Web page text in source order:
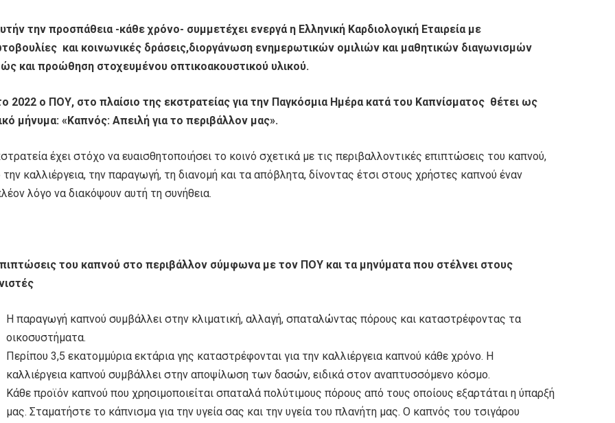
την προσπάθεια -κάθε χρόνο- συμμετέχει ενεργά η Ελληνική Καρδιολογική Εταιρεία με
και κοινωνικές δράσεις,διοργάνωση ενημερωτικών ομιλιών και μαθητικών διαγωνισμών
και προώθηση στοχευμένου οπτικοακουστικού υλικού.
2022 ο ΠΟΥ, στο πλαίσιο της εκστρατείας για την Παγκόσμια Ημέρα κατά του Καπνίσματος θέτει ως
μήνυμα: «Καπνός: Απειλή για το περιβάλλον μας».
έχει στόχο να ευαισθητοποιήσει το κοινό σχετικά με τις περιβαλλοντικές επιπτώσεις του καπνού,
καλλιέργεια, την παραγωγή, τη διανομή και τα απόβλητα, δίνοντας έτσι στους χρήστες καπνού έναν
λόγο να διακόψουν αυτή τη συνήθεια.
του καπνού στο περιβάλλον σύμφωνα με τον ΠΟΥ και τα μηνύματα που στέλνει στους
Η παραγωγή καπνού συμβάλλει στην κλιματική, αλλαγή, σπαταλώντας πόρους και καταστρέφοντας τα
οικοσυστήματα.
Περίπου 3,5 εκατομμύρια εκτάρια γης καταστρέφονται για την καλλιέργεια καπνού κάθε χρόνο. Η
καλλιέργεια καπνού συμβάλλει στην αποψίλωση των δασών, ειδικά στον αναπτυσσόμενο κόσμο.
Κάθε προϊόν καπνού που χρησιμοποιείται σπαταλά πολύτιμους πόρους από τους οποίους εξαρτάται η ύπαρξή
μας. Σταματήστε το κάπνισμα για την υγεία σας και την υγεία του πλανήτη μας. Ο καπνός του τσιγάρου